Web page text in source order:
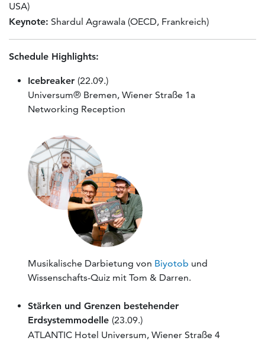
USA)
Keynote: Shardul Agrawala (OECD, Frankreich)
Schedule Highlights:
Icebreaker (22.09.)
Universum® Bremen, Wiener Straße 1a
Networking Reception
Musikalische Darbietung von Biyotob und
Wissenschafts-Quiz mit Tom & Darren.
Stärken und Grenzen bestehender
Erdsystemmodelle (23.09.)
ATLANTIC Hotel Universum, Wiener Straße 4